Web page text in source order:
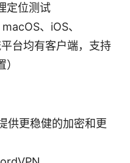
定位测试
、iOS、
台均有客户端，支持
供更稳健的加密和更